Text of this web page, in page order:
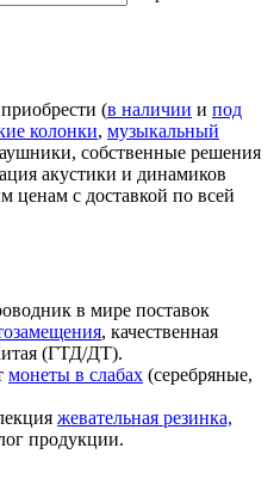
(в наличии и под
колонки, музыкальный
собственные решения
акустики и динамиков
ценам с доставкой по всей
в мире поставок
, качественная
(ГТД/ДТ).
монеты в слабах (серебряные,
жевательная резинка,
продукции.